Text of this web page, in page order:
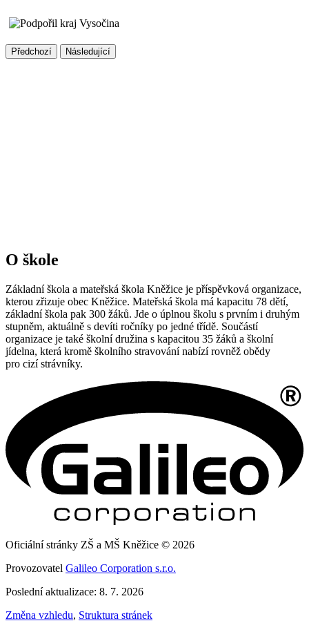
Předchozí Následující
O škole
Základní škola a mateřská škola Kněžice je příspěvková organizace,
kterou zřizuje obec Kněžice. Mateřská škola má kapacitu 78 dětí,
základní škola pak 300 žáků. Jde o úplnou školu s prvním i druhým
stupněm, aktuálně s devíti ročníky po jedné třídě. Součástí
organizace je také školní družina s kapacitou 35 žáků a školní
jídelna, která kromě školního stravování nabízí rovněž obědy
pro cizí strávníky.
Oficiální stránky ZŠ a MŠ Kněžice © 2026
Provozovatel Galileo Corporation s.r.o.
Poslední aktualizace: 8. 7. 2026
Změna vzhledu, Struktura stránek